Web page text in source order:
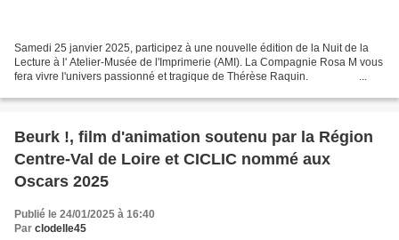
Samedi 25 janvier 2025, participez à une nouvelle édition de la Nuit de la
Lecture à l' Atelier-Musée de l'Imprimerie (AMI). La Compagnie Rosa M vous
fera vivre l'univers passionné et tragique de Thérèse Raquin.͏ ͏ ͏ ͏ ͏ ͏ ͏ ͏ ͏ ͏ ͏ ͏ ͏ ͏ ͏ ͏ ͏ ͏ ͏ ͏...
Beurk !, film d'animation soutenu par la Région
Centre-Val de Loire et CICLIC nommé aux
Oscars 2025
Publié le 24/01/2025 à 16:40
Par clodelle45